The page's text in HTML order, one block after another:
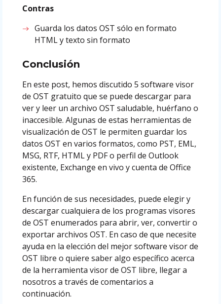
Contras
Guarda los datos OST sólo en formato
HTML y texto sin formato
Conclusión
En este post, hemos discutido 5 software visor
de OST gratuito que se puede descargar para
ver y leer un archivo OST saludable, huérfano o
inaccesible. Algunas de estas herramientas de
visualización de OST le permiten guardar los
datos OST en varios formatos, como PST, EML,
MSG, RTF, HTML y PDF o perfil de Outlook
existente, Exchange en vivo y cuenta de Office
365.
En función de sus necesidades, puede elegir y
descargar cualquiera de los programas visores
de OST enumerados para abrir, ver, convertir o
exportar archivos OST. En caso de que necesite
ayuda en la elección del mejor software visor de
OST libre o quiere saber algo específico acerca
de la herramienta visor de OST libre, llegar a
nosotros a través de comentarios a
continuación.